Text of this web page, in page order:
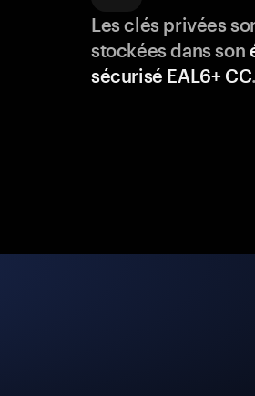
Les clés privées
stockées dans son
sécurisé EAL6+ CC.